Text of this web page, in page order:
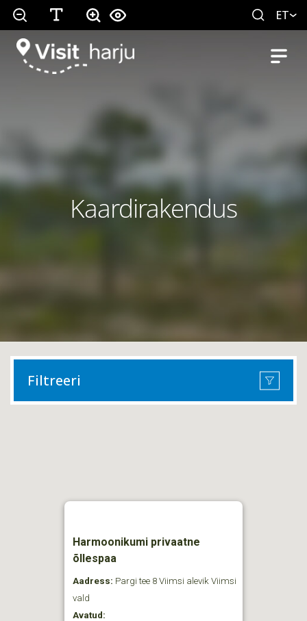
ET
Kaardirakendus
Filtreeri
Harmoonikumi privaatne
õllespaa
Aadress: Pargi tee 8 Viimsi alevik Viimsi
vald
Avatud: